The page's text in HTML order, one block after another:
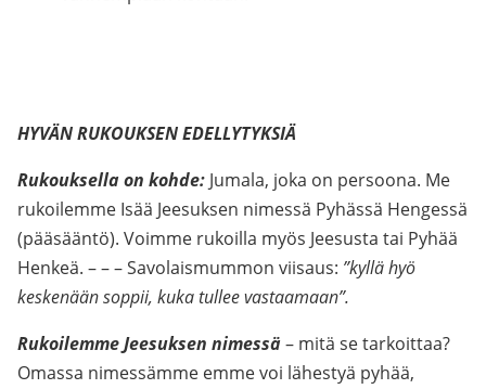
HYVÄN RUKOUKSEN EDELLYTYKSIÄ
Rukouksella on kohde: Jumala, joka on persoona. Me
rukoilemme Isää Jeesuksen nimessä Pyhässä Hengessä
(pääsääntö). Voimme rukoilla myös Jeesusta tai Pyhää
Henkeä. – – – Savolaismummon viisaus: ”kyllä hyö
keskenään soppii, kuka tullee vastaamaan”.
Rukoilemme Jeesuksen nimessä– mitä se tarkoittaa?
Omassa nimessämme emme voi lähestyä pyhää,